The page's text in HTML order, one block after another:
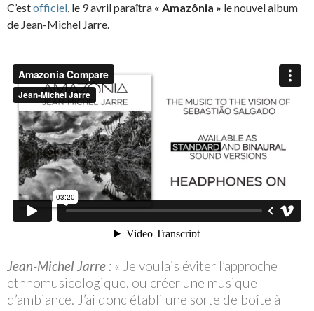
C’estofficiel, le 9 avril paraîtra « Amazônia » le nouvel album
de Jean-Michel Jarre.
Jean-Michel Jarre : « Je voulais éviter l’approche
ethnomusicologique, ou créer une musique
d’ambiance. J’ai donc établi une sorte de boîte à